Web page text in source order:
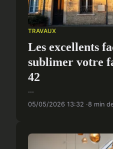
TRAVAUX
Les excellents
sublimer votre
42
...
05/05/2026 13:32 8 min